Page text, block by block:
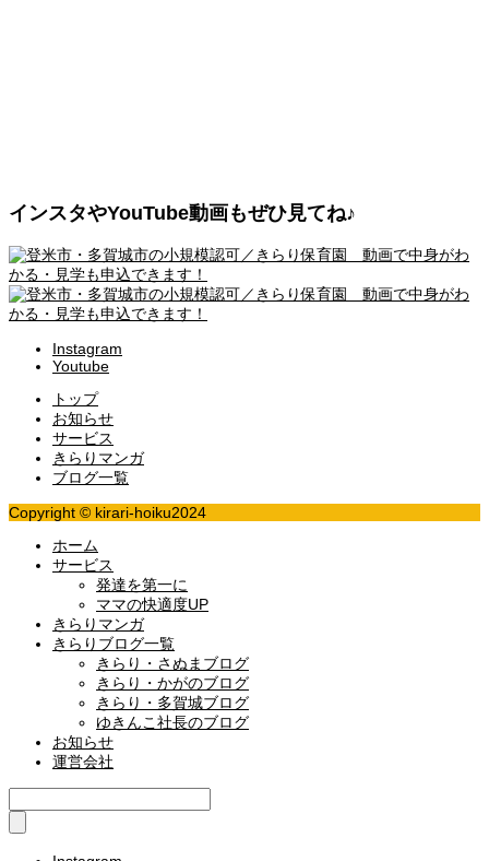
インスタやYouTube動画もぜひ見てね♪
Instagram
Youtube
トップ
お知らせ
サービス
きらりマンガ
ブログ一覧
Copyright © kirari-hoiku2024
ホーム
サービス
発達を第一に
ママの快適度UP
きらりマンガ
きらりブログ一覧
きらり・さぬまブログ
きらり・かがのブログ
きらり・多賀城ブログ
ゆきんこ社長のブログ
お知らせ
運営会社